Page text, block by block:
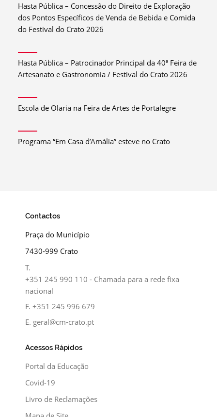
Hasta Pública – Concessão do Direito de Exploração
dos Pontos Específicos de Venda de Bebida e Comida
do Festival do Crato 2026
Hasta Pública – Patrocinador Principal da 40ª Feira de
Artesanato e Gastronomia / Festival do Crato 2026
Escola de Olaria na Feira de Artes de Portalegre
Programa “Em Casa d’Amália” esteve no Crato
Contactos
Praça do Município
7430-999 Crato
T.
+351 245 990 110 - Chamada para a rede fixa
nacional
F.+351 245 996 679
E. geral@cm-crato.pt
Acessos Rápidos
Portal da Educação
Covid-19
Livro de Reclamações